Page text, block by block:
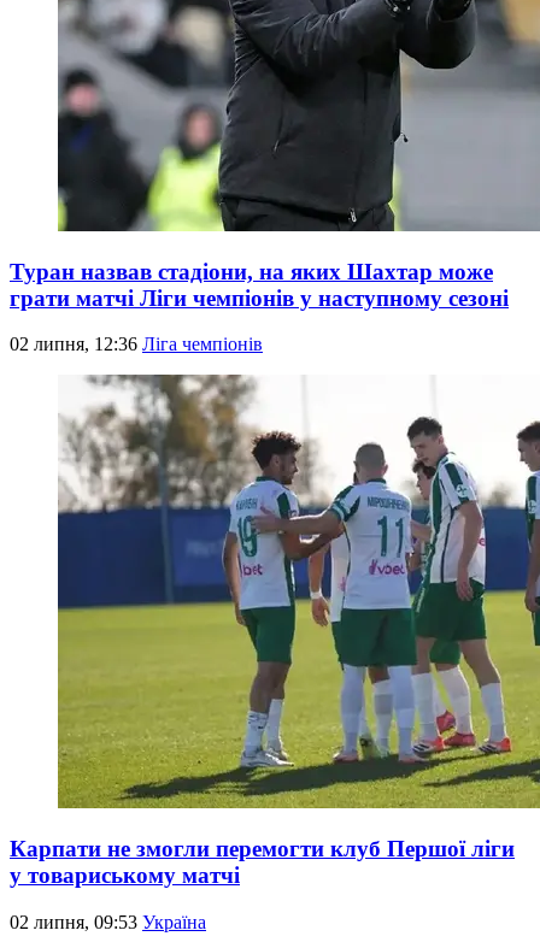
Туран назвав стадіони, на яких Шахтар може
грати матчі Ліги чемпіонів у наступному сезоні
02 липня, 12:36 Ліга чемпіонів
Карпати не змогли перемогти клуб Першої ліги
у товариському матчі
02 липня, 09:53 Україна